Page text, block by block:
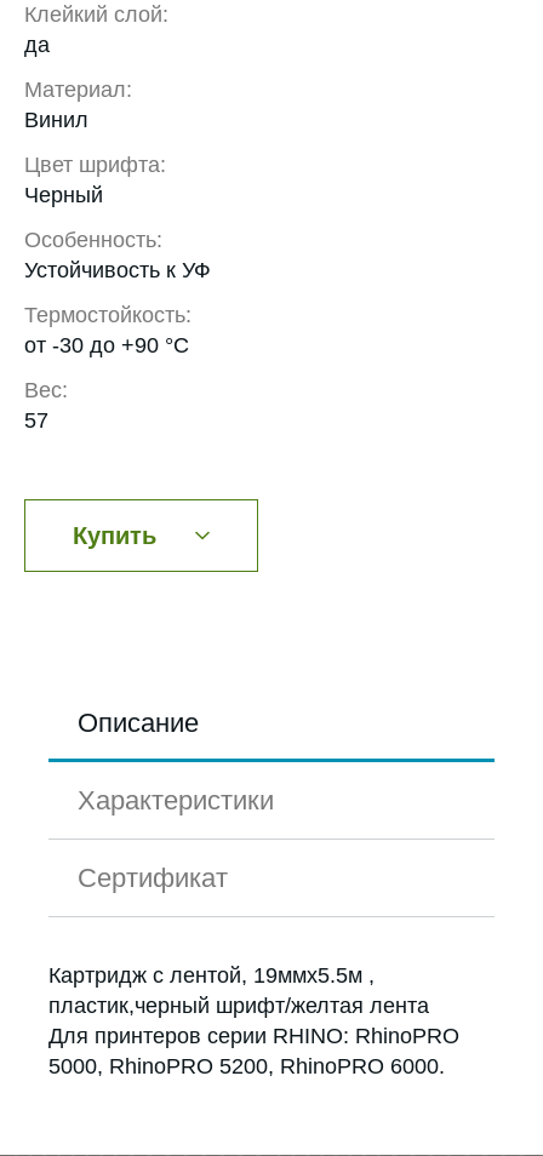
Клейкий слой:
да
Материал:
Винил
Цвет шрифта:
Черный
Особенность:
Устойчивость к УФ
Термостойкость:
от -30 до +90 °С
Вес:
57
Купить
Описание
Характеристики
Сертификат
Картридж с лентой, 19ммx5.5м ,
пластик,черный шрифт/желтая лента
Для принтеров серии RHINO: RhinoPRO
5000, RhinoPRO 5200, RhinoPRO 6000.